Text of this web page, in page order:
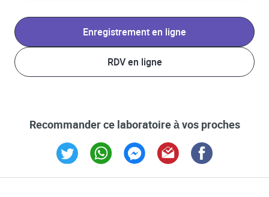
Enregistrement en ligne
RDV en ligne
Recommander ce laboratoire à vos proches